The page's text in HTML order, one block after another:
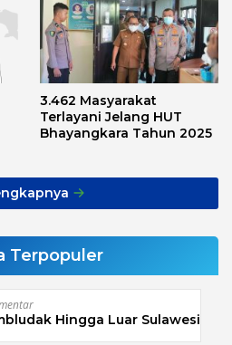
3.462 Masyarakat
Terlayani Jelang HUT
Bhayangkara Tahun 2025
Terpopuler
Hingga Luar Sulawesi